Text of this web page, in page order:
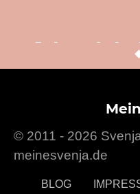
zum
BLOG
© 2011 - 2026
meinesvenja.de